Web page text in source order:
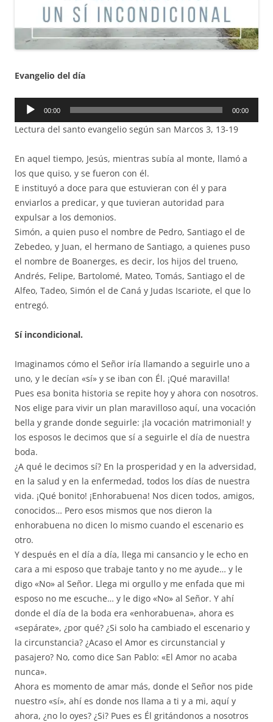
Evangelio del día
Reproductor
audio
00:00 00:00
Lectura del santo evangelio según san Marcos 3, 13-19
En aquel tiempo, Jesús, mientras subía al monte, llamó a
los que quiso, y se fueron con él.
E instituyó a doce para que estuvieran con él y para
enviarlos a predicar, y que tuvieran autoridad para
expulsar a los demonios.
Simón, a quien puso el nombre de Pedro, Santiago el de
Zebedeo, y Juan, el hermano de Santiago, a quienes puso
el nombre de Boanerges, es decir, los hijos del trueno,
Andrés, Felipe, Bartolomé, Mateo, Tomás, Santiago el de
Alfeo, Tadeo, Simón el de Caná y Judas Iscariote, el que lo
entregó.
Sí incondicional.
Imaginamos cómo el Señor iría llamando a seguirle uno a
uno, y le decían «sí» y se iban con Él. ¡Qué maravilla!
Pues esa bonita historia se repite hoy y ahora con nosotros.
Nos elige para vivir un plan maravilloso aquí, una vocación
bella y grande donde seguirle: ¡la vocación matrimonial! y
los esposos le decimos que sí a seguirle el día de nuestra
boda.
¿A qué le decimos sí? En la prosperidad y en la adversidad,
en la salud y en la enfermedad, todos los días de nuestra
vida. ¡Qué bonito! ¡Enhorabuena! Nos dicen todos, amigos,
conocidos… Pero esos mismos que nos dieron la
enhorabuena no dicen lo mismo cuando el escenario es
otro.
Y después en el día a día, llega mi cansancio y le echo en
cara a mi esposo que trabaje tanto y no me ayude… y le
digo «No» al Señor. Llega mi orgullo y me enfada que mi
esposo no me escuche… y le digo «No» al Señor. Y ahí
donde el día de la boda era «enhorabuena», ahora es
«sepárate», ¿por qué? ¿Si solo ha cambiado el escenario y
la circunstancia? ¿Acaso el Amor es circunstancial y
pasajero? No, como dice San Pablo: «El Amor no acaba
nunca».
Ahora es momento de amar más, donde el Señor nos pide
nuestro «sí», ahí es donde nos llama a ti y a mi, aquí y
ahora, ¿no lo oyes? ¿Si? Pues es Él gritándonos a nosotros